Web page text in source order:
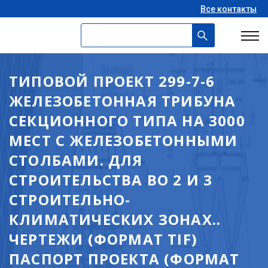
Все контакты
ТИПОВОЙ ПРОЕКТ 299-7-6
ЖЕЛЕЗОБЕТОННАЯ ТРИБУНА
СЕКЦИОННОГО ТИПА НА 3000
МЕСТ С ЖЕЛЕЗОБЕТОННЫМИ
СТОЛБАМИ. ДЛЯ
СТРОИТЕЛЬСТВА ВО 2 И 3
СТРОИТЕЛЬНО-
КЛИМАТИЧЕСКИХ ЗОНАХ..
ЧЕРТЕЖИ (ФОРМАТ TIF)
ПАСПОРТ ПРОЕКТА (ФОРМАТ